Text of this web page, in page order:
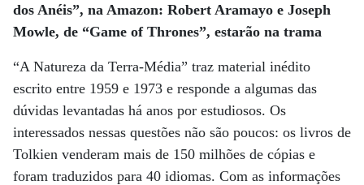
dos Anéis”, na Amazon: Robert Aramayo e Joseph
Mowle, de “Game of Thrones”, estarão na trama
“A Natureza da Terra-Média” traz material inédito
escrito entre 1959 e 1973 e responde a algumas das
dúvidas levantadas há anos por estudiosos. Os
interessados nessas questões não são poucos: os livros de
Tolkien venderam mais de 150 milhões de cópias e
foram traduzidos para 40 idiomas. Com as informações